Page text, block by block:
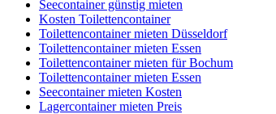
Seecontainer günstig mieten
Kosten Toilettencontainer
Toilettencontainer mieten Düsseldorf
Toilettencontainer mieten Essen
Toilettencontainer mieten für Bochum
Toilettencontainer mieten Essen
Seecontainer mieten Kosten
Lagercontainer mieten Preis